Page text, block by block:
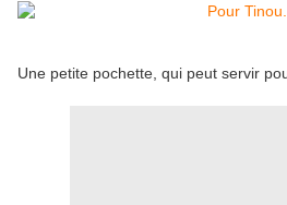
Une petite pochette, qui peut servir